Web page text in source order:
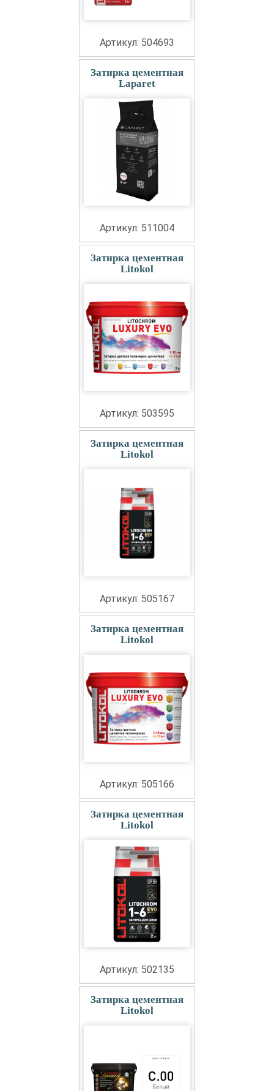
Артикул: 504693
Затирка цементная
Laparet
Артикул: 511004
Затирка цементная
Litokol
Артикул: 503595
Затирка цементная
Litokol
Артикул: 505167
Затирка цементная
Litokol
Артикул: 505166
Затирка цементная
Litokol
Артикул: 502135
Затирка цементная
Litokol